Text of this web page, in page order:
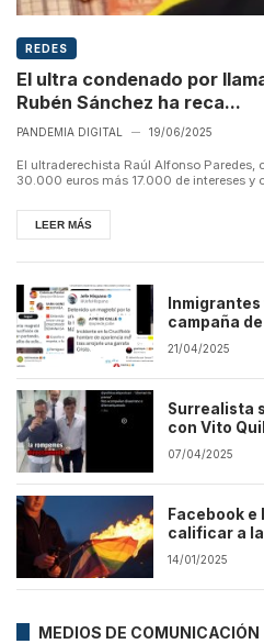
REDES
El ultra condenado por
Rubén Sánchez ha reca...
PANDEMIA DIGITAL — 19/06/2025
El ultraderechista Raúl Alfonso
30.000 euros más 17.000 de intereses y
LEER MÁS
campaña
repite
21/04/2025
Surrealista
con Vito
07/04/2025
Facebook
calificar a
enfermas
14/01/2025
MEDIOS DE COMUNICACIÓN